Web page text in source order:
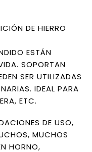
DE HIERRO
ESTÁN
SOPORTAN
SER UTILIZADAS
IDEAL PARA
ETC.
DE USO,
MUCHOS
HORNO,